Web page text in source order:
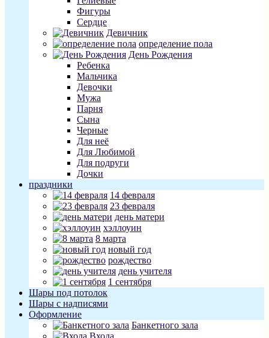
Фигуры
Сердце
Девичник
определение пола
День Рождения
Ребенка
Мальчика
Девочки
Мужа
Парня
Сына
Черные
Для неё
Для Любимой
Для подруги
Дочки
праздники
14 февраля
23 февраля
день матери
хэллоуин
8 марта
новый год
рождество
день учителя
1 сентября
Шары под потолок
Шары с надписями
Оформление
Банкетного зала
Входа